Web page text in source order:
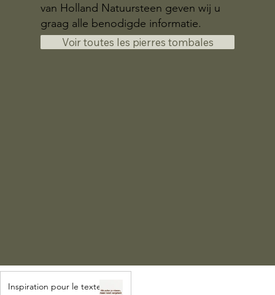
van Holland Natuursteen geven wij u
graag alle benodigde informatie.
Voir toutes les pierres tombales
Inspiration pour le texte